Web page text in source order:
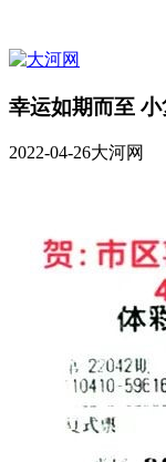
幸运如期而至
2022-04-26大河网